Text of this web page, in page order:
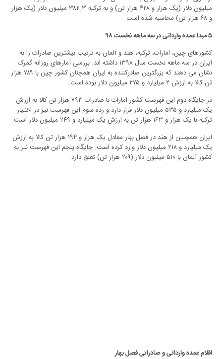
میلیون دلار (یک هزار و ۴۲۸ هزار تن) و به ترکیه ۳۸۲.۳ میلیون دلار (یک هزار
و ۶۸ هزار تن) محاسبه شده است.
۵ مبدا عمده وارداتی در سه ماهه نخست ۹۸
کشورهای چین، امارات، ترکیه، هند و آلمان به ترتیب بیشترین صادرات را به
ایران در سه ماهه نخست سال ۱۳۹۸ داشته اند. بررسی آمارهای روزانه گمرک
نشان می دهند که بزرگترین صادرکننده به ایران همچنان کشور چین با ۷۸۹ هزار
تن کالا به ارزش ۲ میلیارد و ۲۷۵ میلیون دلار بوده است.
در جایگاه دوم این فهرست کشور امارات با صادرات ۷۹۳ هزار تن کالا به ارزش
یک میلیارد و ۵۳۵ میلیون دلار قرار دارد و رده سوم این فهرست نیز در اختیار
ترکیه با یک هزار و ۱۶۳ هزار تن به ارزش یک میلیارد و ۲۴۹ میلیون دلار است.
ایران همچنین از هند در فصل بهار معادل یک هزار و ۱۹۴ هزار تن کالا به ارزش
یک میلیارد و ۲۱۸ میلیون دلار وارد کرده است. جایگاه پنجم این فهرست نیز به
کشور آلمان با ۵۱۰ میلیون دلار (۲۰۹ هزار تن) تعلق دارد.
اقلام عمده وارداتی و صادراتی فصل بهار